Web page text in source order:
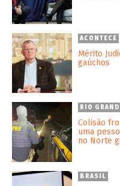
ACONTECE
Mérito
gaúchos
RIO
Colisão
uma
no Norte
BRASIL